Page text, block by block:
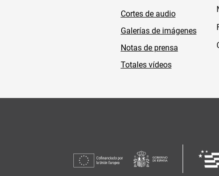
Cortes de audio
Galerías de imágenes
Notas de prensa
Totales vídeos